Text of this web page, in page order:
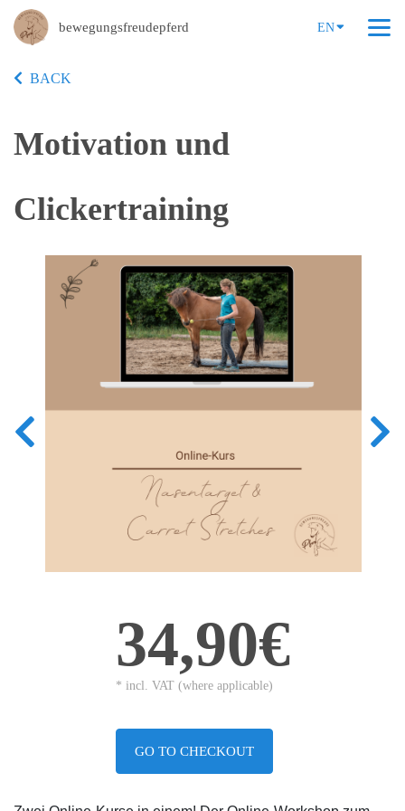
bewegungsfreudepferd EN
BACK
Motivation und
Clickertraining
34,90€
* incl. VAT (where applicable)
GO TO CHECKOUT